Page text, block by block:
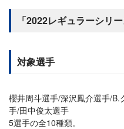
「2022レギュラーシリ
対象選手
櫻井周斗選手/深沢鳳介選手/
手/田中俊太選手
5選手の全10種類。